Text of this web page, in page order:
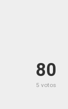
80
5 votos